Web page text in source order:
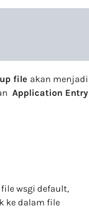
file akan menjadi
Application Entry
wsgi default,
ke dalam file